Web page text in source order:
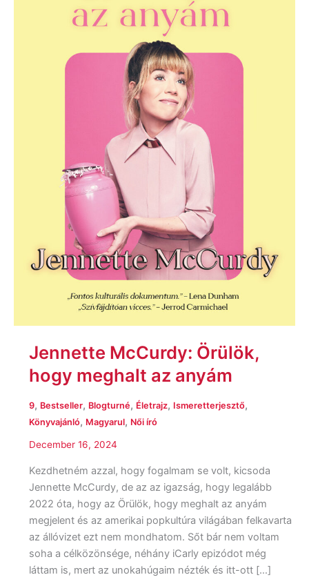
Jennette McCurdy: Örülök,
hogy meghalt az anyám
9, Bestseller, Blogturné, Életrajz, Ismeretterjesztő,
Könyvajánló, Magyarul, Női író
December 16, 2024
Kezdhetném azzal, hogy fogalmam se volt, kicsoda
Jennette McCurdy, de az az igazság, hogy legalább
2022 óta, hogy az Örülök, hogy meghalt az anyám
megjelent és az amerikai popkultúra világában felkavarta
az állóvizet ezt nem mondhatom. Sőt bár nem voltam
soha a célközönsége, néhány iCarly epizódot még
láttam is, mert az unokahúgaim nézték és itt-ott […]